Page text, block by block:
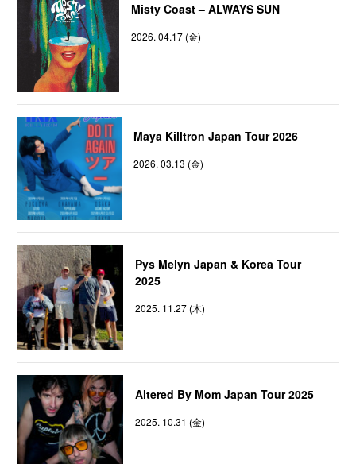
Misty Coast – ALWAYS SUN
2026. 04.17 (金)
Maya Killtron Japan Tour 2026
2026. 03.13 (金)
Pys Melyn Japan & Korea Tour
2025
2025. 11.27 (木)
Altered By Mom Japan Tour 2025
2025. 10.31 (金)